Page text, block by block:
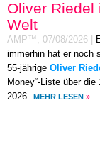
Oliver
Welt
AMP™, 07/08/2026
immerhin hat er noch
55-jährige Oliver
Money“-Liste über
2026.
MEHR LESEN »